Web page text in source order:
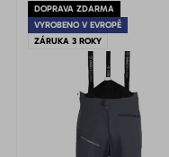
DOPRAVA ZDARMA
VYROBENO V EVROPĚ
ZÁRUKA 3 ROKY